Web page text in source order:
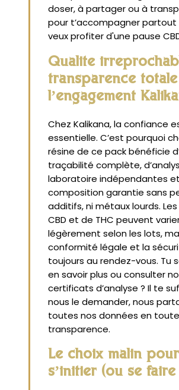
doser, à partager ou à
pour t’accompagner
veux profiter d'une pause
Qualité
transparence
l’engagement
Chez Kalikana, la confiance
essentielle. C’est pourquoi
résine de ce pack bénéficie
traçabilité complète,
laboratoire indépendantes et
composition garantie sans
additifs, ni métaux lourds.
CBD et de THC peuvent
légèrement selon les lots,
conformité légale et la
toujours au rendez-vous. Tu
en savoir plus ou consulter
certificats d’analyse ? Il te
nous le demander, nous
toutes nos données en toute
transparence.
Le choix malin pour
s’initier (ou se